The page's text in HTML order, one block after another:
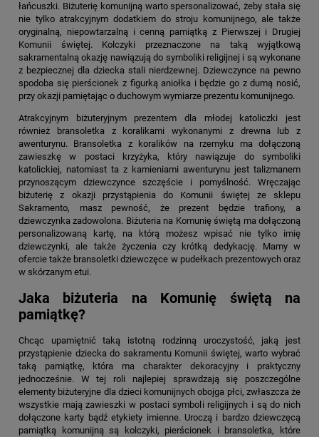
łańcuszki. Biżuterię komunijną warto spersonalizować, żeby stała się
nie tylko atrakcyjnym dodatkiem do stroju komunijnego, ale także
oryginalną, niepowtarzalną i cenną pamiątką z Pierwszej i Drugiej
Komunii świętej. Kolczyki przeznaczone na taką wyjątkową
sakramentalną okazję nawiązują do symboliki religijnej i są wykonane
z bezpiecznej dla dziecka stali nierdzewnej. Dziewczynce na pewno
spodoba się pierścionek z figurką aniołka i będzie go z dumą nosić,
przy okazji pamiętając o duchowym wymiarze prezentu komunijnego.
Atrakcyjnym biżuteryjnym prezentem dla młodej katoliczki jest
również bransoletka z koralikami wykonanymi z drewna lub z
awenturynu. Bransoletka z koralików na rzemyku ma dołączoną
zawieszkę w postaci krzyżyka, który nawiązuje do symboliki
katolickiej, natomiast ta z kamieniami awenturynu jest talizmanem
przynoszącym dziewczynce szczęście i pomyślność. Wręczając
biżuterię z okazji przystąpienia do Komunii świętej ze sklepu
Sakramento, masz pewność, że prezent będzie trafiony, a
dziewczynka zadowolona. Biżuteria na Komunię świętą ma dołączoną
personalizowaną kartę, na którą możesz wpisać nie tylko imię
dziewczynki, ale także życzenia czy krótką dedykację. Mamy w
ofercie także bransoletki dziewczęce w pudełkach prezentowych oraz
w skórzanym etui.
Jaka biżuteria na Komunię świętą na
pamiątkę?
Chcąc upamiętnić taką istotną rodzinną uroczystość, jaką jest
przystąpienie dziecka do sakramentu Komunii świętej, warto wybrać
taką pamiątkę, która ma charakter dekoracyjny i praktyczny
jednocześnie. W tej roli najlepiej sprawdzają się poszczególne
elementy biżuteryjne dla dzieci komunijnych obojga płci, zwłaszcza że
wszystkie mają zawieszki w postaci symboli religijnych i są do nich
dołączone karty bądź etykiety imienne. Uroczą i bardzo dziewczęcą
pamiątką komunijną są kolczyki, pierścionek i bransoletka, które